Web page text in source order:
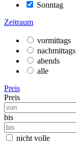
Sonntag
Zeitraum
vormittags
nachmittags
abends
alle
Preis
Preis
bis
nicht volle